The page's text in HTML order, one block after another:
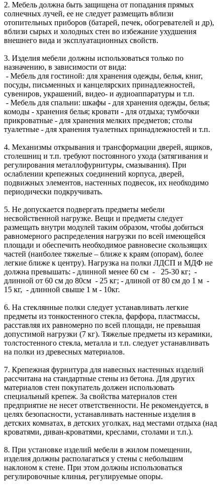
2. Мебель должна быть защищена от попадания прямых
солнечных лучей, ее не следует размещать вблизи
отопительных приборов (батарей, печек, обогревателей и др),
вблизи сырых и холодных стен во избежание ухудшения
внешнего вида и эксплуатационных свойств.
3. Изделия мебели должны использоваться только по
назначению, в зависимости от вида:
- Мебель для гостиной: для хранения одежды, белья, книг,
посуды, письменных и канцелярских принадлежностей,
сувениров, украшений, видео- и аудиоаппаратуры и т.п.
- Мебель для спальни: шкафы - для хранения одежды, белья;
комоды - хранения белья; кровати - для отдыха; тумбочки
прикроватные - для хранения мелких предметов; столы
туалетные - для хранения туалетных принадлежностей и т.п.
4. Механизмы открывания и трансформации дверей, ящиков,
столешниц и т.п. требуют постоянного ухода (затягивания и
регулирования металлофурнитуры, смазывания). При
ослаблении крепежных соединений корпуса, дверей,
подвижных элементов, настенных подвесок, их необходимо
периодически подкручивать.
5. Не допускается подвергать предметы мебели
несвойственной нагрузке. Вещи и предметы следует
размещать внутри модулей таким образом, чтобы добиться
равномерного распределения нагрузки по всей имеющейся
площади и обеспечить необходимое равновесие скользящих
частей (наиболее тяжелые – ближе к краям (опорам), более
легкие ближе к центру). Нагрузка на полки ЛДСП и МДФ не
должна превышать: - длинной менее 60 см - 25-30 кг; -
длинной от 60 см до 80см - 25 кг; - длиной от 80 см до 1 м -
15 кг, - длинной свыше 1 м - 10кг.
6. На стеклянные полки следует устанавливать легкие
предметы из тонкостенного стекла, фарфора, пластмассы,
расставляя их равномерно по всей площади, не превышая
допустимой нагрузки (7 кг). Тяжелые предметы из керамики,
толстостенного стекла, металла и т.п. следует устанавливать
на полки из древесных материалов.
7. Крепежная фурнитура для навесных настенных изделий
рассчитана на стандартные стены из бетона. Для других
материалов стен покупатель должен использовать
специальный крепеж. За свойства материалов стен
предприятие не несет ответственности. Не рекомендуется, в
целях безопасности, устанавливать настенные изделия в
детских комнатах, в детских уголках, над местами отдыха (над
кроватями, диван-кроватями, креслами, столами и т.п.).
8. При установке изделий мебели в жилом помещении,
изделия должны располагаться у стены с небольшим
наклоном к стене. При этом должны использоваться
регулировочные клинья, регулируемые опоры.